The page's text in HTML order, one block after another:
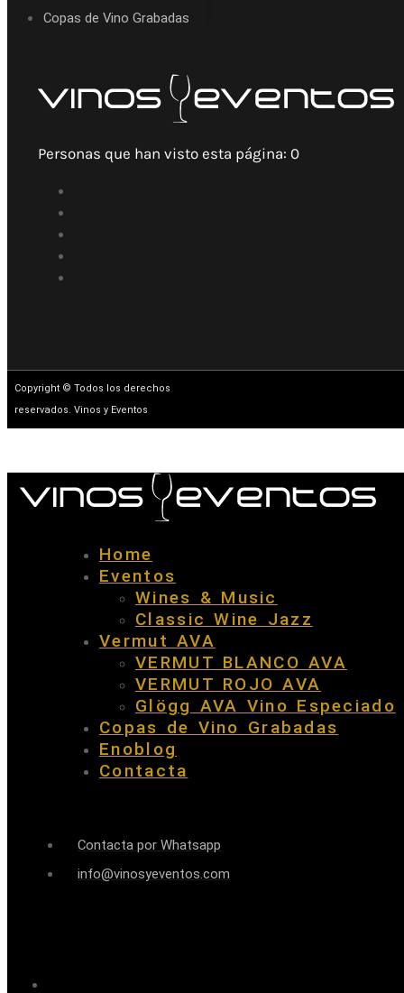
Copas de Vino Grabadas
Personas que han visto esta página: 0
Copyright © Todos los derechos
reservados. Vinos y Eventos
Home
Eventos
Wines & Music
Classic Wine Jazz
Vermut AVA
VERMUT BLANCO AVA
VERMUT ROJO AVA
Glögg AVA Vino Especiado
Copas de Vino Grabadas
Enoblog
Contacta
Contacta por Whatsapp
info@vinosyeventos.com